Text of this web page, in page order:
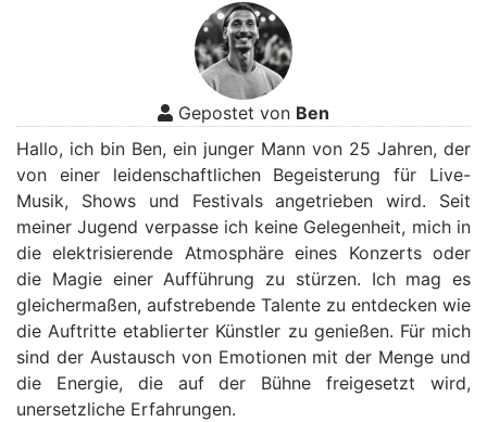
Gepostet von Ben
Hallo, ich bin Ben, ein junger Mann von 25 Jahren, der
von einer leidenschaftlichen Begeisterung für Live-
Musik, Shows und Festivals angetrieben wird. Seit
meiner Jugend verpasse ich keine Gelegenheit, mich in
die elektrisierende Atmosphäre eines Konzerts oder
die Magie einer Aufführung zu stürzen. Ich mag es
gleichermaßen, aufstrebende Talente zu entdecken wie
die Auftritte etablierter Künstler zu genießen. Für mich
sind der Austausch von Emotionen mit der Menge und
die Energie, die auf der Bühne freigesetzt wird,
unersetzliche Erfahrungen.